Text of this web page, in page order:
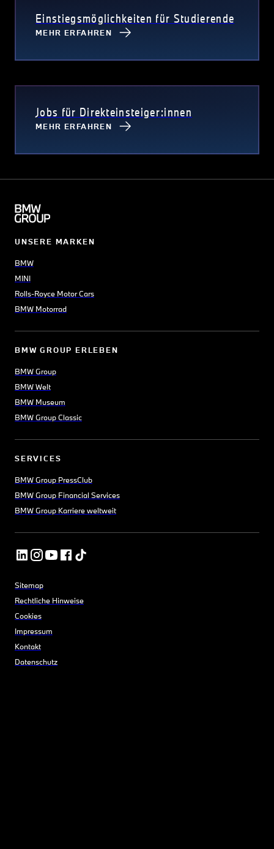
Einstiegsmöglichkeiten für Studierende
MEHR ERFAHREN
Jobs für Direkteinsteiger:innen
MEHR ERFAHREN
UNSERE MARKEN
BMW
MINI
Rolls-Royce Motor Cars
BMW Motorrad
BMW GROUP ERLEBEN
BMW Group
BMW Welt
BMW Museum
BMW Group Classic
SERVICES
BMW Group PressClub
BMW Group Financial Services
BMW Group Karriere weltweit
Sitemap
Rechtliche Hinweise
Cookies
Impressum
Kontakt
Datenschutz